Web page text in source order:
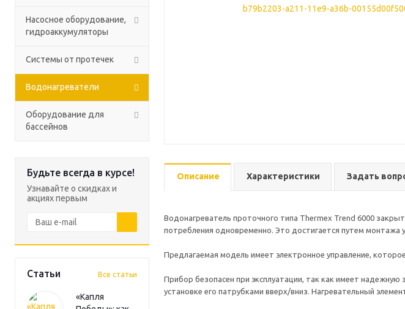
Насосное оборудование,
гидроаккумуляторы
Системы от протечек
Водонагреватели
Оборудование для
бассейнов
Будьте всегда в курсе!
Узнавайте о скидках и
акциях первым
Статьи Все статьи
«Капля
Описание Характеристики Задать
Водонагреватель проточного типа Thermex Trend 6000
потребления одновременно. Это достигается путем монтажа
Предлагаемая модель имеет электронное управление,
Прибор безопасен при эксплуатации, так как имеет
установке его патрубками вверх/вниз. Нагревательный